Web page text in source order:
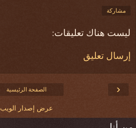
مشاركة
ليست هناك تعليقات:
إرسال تعليق
‹ الصفحة الرئيسية
عرض إصدار الويب